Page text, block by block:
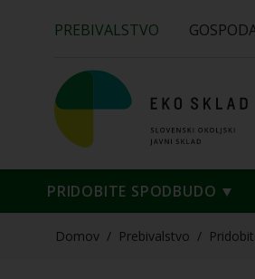
PREBIVALSTVO
PRIDOBITE SPODBUDO
Domov / Prebivalstvo /